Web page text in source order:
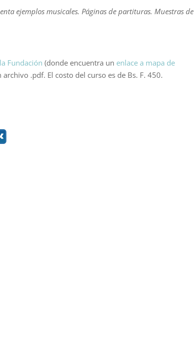
ejemplos musicales. Páginas de partituras. Muestras de
Fundación (donde encuentra un enlace a mapa de
archivo .pdf. El costo del curso es de Bs. F. 450.